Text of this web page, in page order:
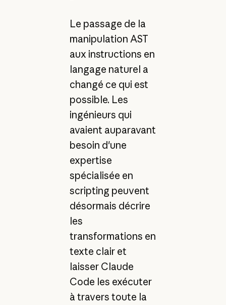
Le passage de la
manipulation AST
aux instructions en
langage naturel a
changé ce qui est
possible. Les
ingénieurs qui
avaient auparavant
besoin d'une
expertise
spécialisée en
scripting peuvent
désormais décrire
les
transformations en
texte clair et
laisser Claude
Code les exécuter
à travers toute la